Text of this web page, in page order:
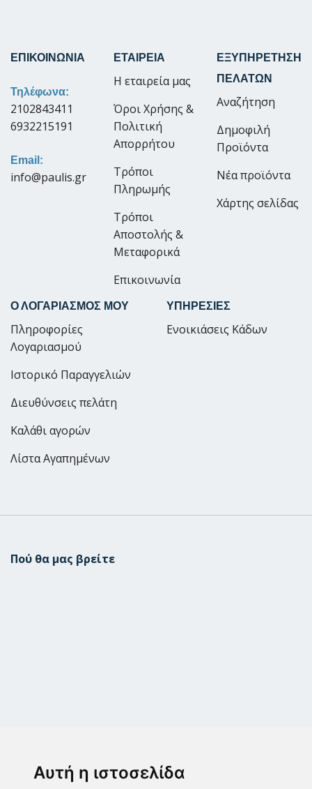
Αυτή η ιστοσελίδα
ΕΠΙΚΟΙΝΩΝΙΑ
Τηλέφωνα:
2102843411
6932215191
Email:
info@paulis.gr
ΕΤΑΙΡΕΙΑ
Η εταιρεία μας
Όροι Χρήσης &
Πολιτική
Απορρήτου
Τρόποι
Πληρωμής
Τρόποι
Αποστολής &
Μεταφορικά
Επικοινωνία
ΕΞΥΠΗΡΕΤΗΣΗ
ΠΕΛΑΤΩΝ
Αναζήτηση
Δημοφιλή
Προϊόντα
Νέα προϊόντα
Χάρτης σελίδας
Ο ΛΟΓΑΡΙΑΣΜΟΣ ΜΟΥ
Πληροφορίες
Λογαριασμού
Ιστορικό Παραγγελιών
Διευθύνσεις πελάτη
Καλάθι αγορών
Λίστα Αγαπημένων
ΥΠΗΡΕΣΙΕΣ
Ενοικιάσεις Κάδων
Πού θα μας βρείτε
2102843411